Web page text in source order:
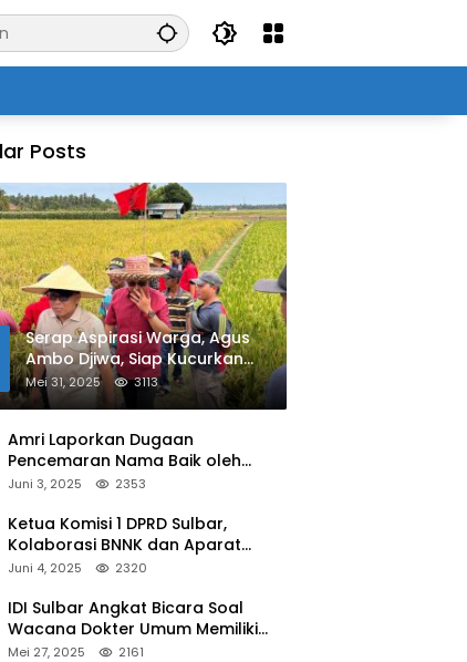
Posts
Serap Aspirasi Warga, Agus
Ambo Djiwa, Siap Kucurkan
Bantuan Pertanian di Kalukku
Mei 31, 2025 3113
Amri Laporkan Dugaan
Pencemaran Nama Baik oleh
Oknum Polisi ke Propam Polda
Juni 3, 2025 2353
Ketua Komisi 1 DPRD Sulbar,
Kolaborasi BNNK dan Aparat
Kepolisian Tekan Penyalahgunaan
Juni 4, 2025 2320
IDI Sulbar Angkat Bicara Soal
Wacana Dokter Umum Memiliki
Kewenangan Operasi Caesar
Mei 27, 2025 2161